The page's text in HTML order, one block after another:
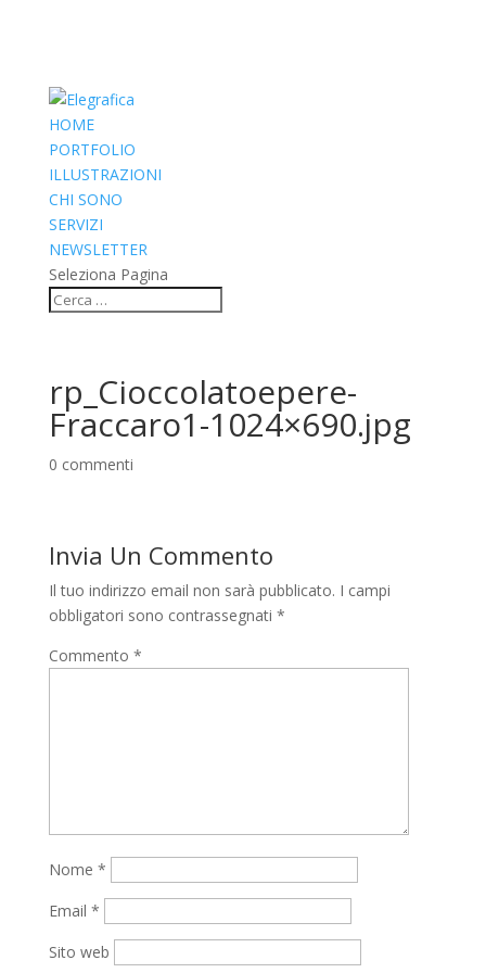
HOME
PORTFOLIO
ILLUSTRAZIONI
CHI SONO
SERVIZI
NEWSLETTER
Seleziona Pagina
rp_Cioccolatoepere-
Fraccaro1-1024×690.jpg
0 commenti
Invia Un Commento
Il tuo indirizzo email non sarà pubblicato. I campi
obbligatori sono contrassegnati *
Commento *
Nome *
Email *
Sito web